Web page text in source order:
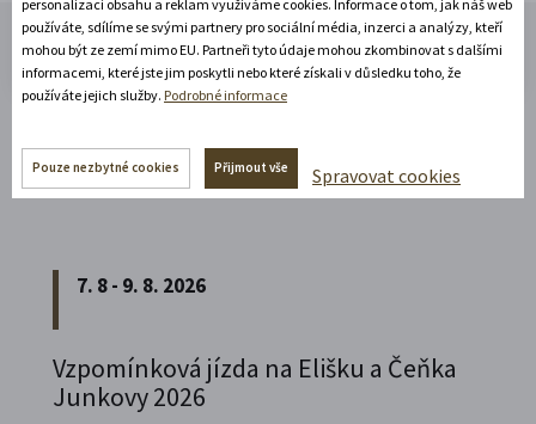
Akce, co jsou za rohem
7. 8 - 9. 8. 2026
Vzpomínková jízda na Elišku a Čeňka
Junkovy 2026
personalizaci obsahu a reklam využíváme cookies. Informace o tom, jak náš web
používáte, sdílíme se svými partnery pro sociální média, inzerci a analýzy, kteří
mohou být ze zemí mimo EU. Partneři tyto údaje mohou zkombinovat s dalšími
informacemi, které jste jim poskytli nebo které získali v důsledku toho, že
používáte jejich služby. Podrobné informace
Pouze nezbytné cookies Přijmout vše Spravovat cookies